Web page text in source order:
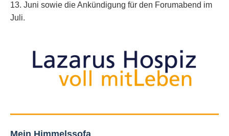
13. Juni sowie die Ankündigung für den Forumabend im
Juli.
Mein Himmelssofa